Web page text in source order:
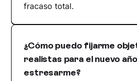
fracaso total.
¿Cómo puedo fijarme
realistas para el nuevo
estresarme?